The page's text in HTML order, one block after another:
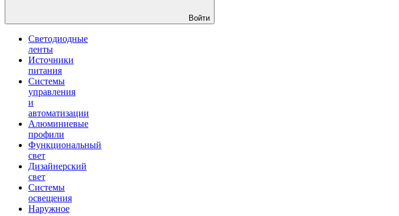
Войти
Светодиодные
ленты
Источники
питания
Системы
управления
и
автоматизации
Алюминиевые
профили
Функциональный
свет
Дизайнерский
свет
Системы
освещения
Наружное